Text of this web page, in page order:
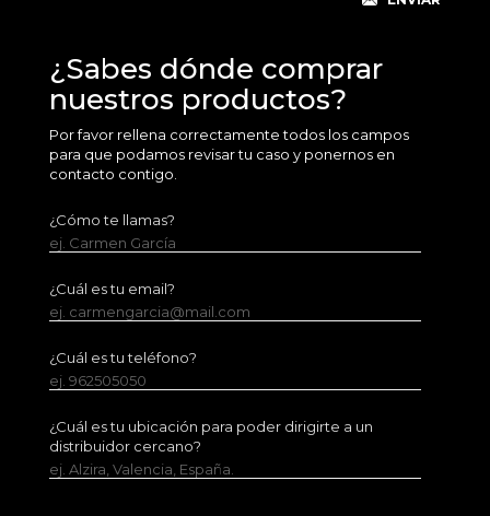
¿Sabes dónde comprar
nuestros productos?
Por favor rellena correctamente todos los campos
para que podamos revisar tu caso y ponernos en
contacto contigo.
¿Cómo te llamas?
ej. Carmen García
¿Cuál es tu email?
ej. carmengarcia@mail.com
¿Cuál es tu teléfono?
ej. 962505050
¿Cuál es tu ubicación para poder dirigirte a un
distribuidor cercano?
ej. Alzira, Valencia, España.